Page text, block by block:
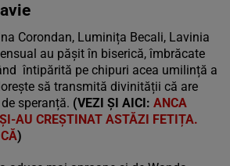
Corondan, Luminița Becali, Lavinia
au pășit în biserică, îmbrăcate
întipărită pe chipuri acea umilință a
să transmită divinității că are
speranță. (VEZI ȘI AICI: ANCA
AU CREȘTINAT ASTĂZI FETIȚA.
)